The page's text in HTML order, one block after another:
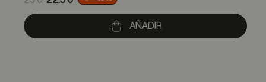
to AÑADIR